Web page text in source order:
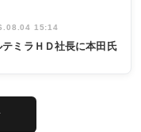
15:14
テミラＨＤ社長に本田氏